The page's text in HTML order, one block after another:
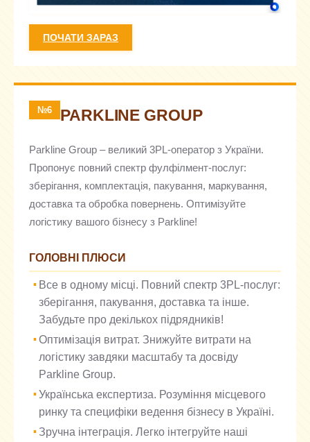
ПОЧАТИ ЗАРАЗ
№6 PARKLINE GROUP
Parkline Group – великий 3PL-оператор з України.
Пропонує повний спектр фулфілмент-послуг:
зберігання, комплектація, пакування, маркування,
доставка та обробка повернень. Оптимізуйте
логістику вашого бізнесу з Parkline!
ГОЛОВНІ ПЛЮСИ
Все в одному місці. Повний спектр 3PL-послуг:
зберігання, пакування, доставка та інше.
Забудьте про декількох підрядників!
Оптимізація витрат. Знижуйте витрати на
логістику завдяки масштабу та досвіду
Parkline Group.
Українська експертиза. Розуміння місцевого
ринку та специфіки ведення бізнесу в Україні.
Зручна інтеграція. Легко інтегруйте наші